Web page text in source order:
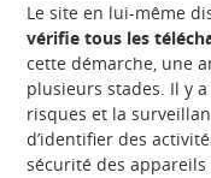
Le site en lui-même
vérifie tous les
cette démarche, une
plusieurs stades. Il y
risques et la
d’identifier des
sécurité des